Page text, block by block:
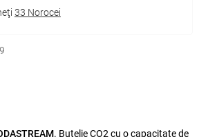
33 Norocei
. Butelie CO2 cu o capacitate de